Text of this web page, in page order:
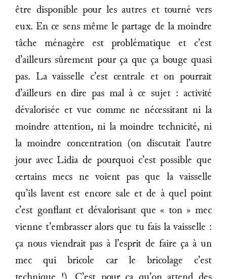
être disponible pour les autres et tourné vers
eux. En ce sens même le partage de la moindre
tâche ménagère est problématique et c’est
d’ailleurs sûrement pour ça que ça bouge quasi
pas. La vaisselle c’est centrale et on pourrait
d’ailleurs en dire pas mal à ce sujet : activité
dévalorisée et vue comme ne nécessitant ni la
moindre attention, ni la moindre technicité, ni
la moindre concentration (on discutait l’autre
jour avec Lidia de pourquoi c’est possible que
certains mecs ne voient pas que la vaisselle
qu’ils lavent est encore sale et de à quel point
c’est gonflant et dévalorisant que « ton » mec
vienne t’embrasser alors que tu fais la vaisselle :
ça nous viendrait pas à l’esprit de faire ça à un
mec qui bricole car le bricolage c’est